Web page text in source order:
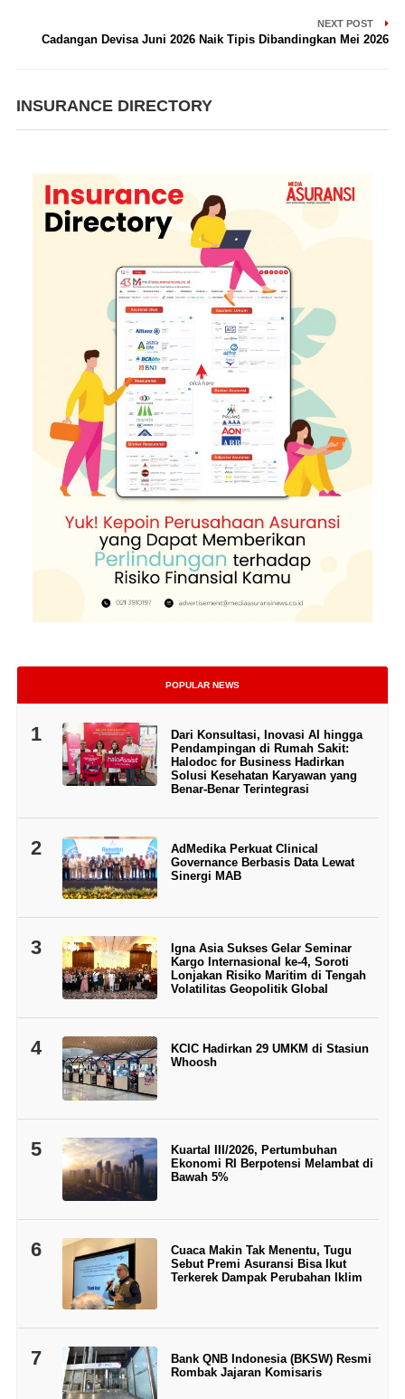
NEXT POST
Cadangan Devisa Juni 2026 Naik Tipis Dibandingkan Mei 2026
INSURANCE DIRECTORY
POPULAR NEWS
1
Dari Konsultasi, Inovasi AI hingga
Pendampingan di Rumah Sakit:
Halodoc for Business Hadirkan
Solusi Kesehatan Karyawan yang
Benar-Benar Terintegrasi
2
AdMedika Perkuat Clinical
Governance Berbasis Data Lewat
Sinergi MAB
3
Igna Asia Sukses Gelar Seminar
Kargo Internasional ke-4, Soroti
Lonjakan Risiko Maritim di Tengah
Volatilitas Geopolitik Global
4
KCIC Hadirkan 29 UMKM di Stasiun
Whoosh
5
Kuartal III/2026, Pertumbuhan
Ekonomi RI Berpotensi Melambat di
Bawah 5%
6
Cuaca Makin Tak Menentu, Tugu
Sebut Premi Asuransi Bisa Ikut
Terkerek Dampak Perubahan Iklim
7
Bank QNB Indonesia (BKSW) Resmi
Rombak Jajaran Komisaris